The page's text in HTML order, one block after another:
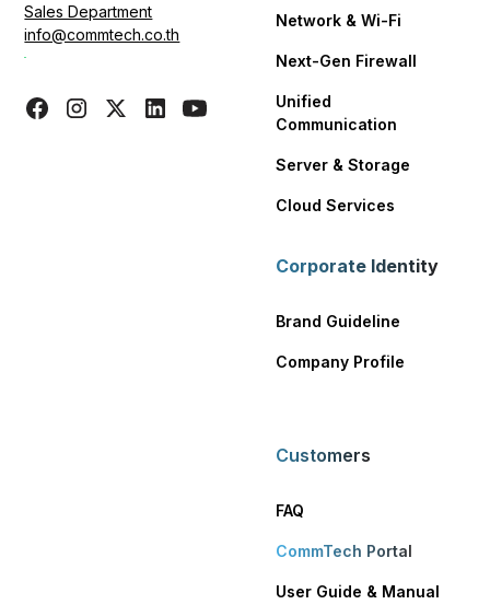
Sales Department
info@commtech.co.th
Network & Wi-Fi
Next-Gen Firewall
Unified
Communication
Server & Storage
Cloud Services
Corporate Identity
Brand Guideline
Company Profile
Customers
FAQ
CommTech Portal
User Guide & Manual